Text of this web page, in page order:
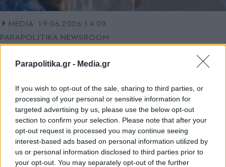
Parapolitika.gr - Media.gr
If you wish to opt-out of the sale, sharing to third parties, or
processing of your personal or sensitive information for
targeted advertising by us, please use the below opt-out
section to confirm your selection. Please note that after your
opt-out request is processed you may continue seeing
interest-based ads based on personal information utilized by
us or personal information disclosed to third parties prior to
your opt-out. You may separately opt-out of the further
MEDIA 19.06.2026 14:09
PARAPOLITIKA NEWSROOM
φινάλε, χάνει το παιδί της και παλεύει να
κρατηθεί στη ζωή (Βίντεο)